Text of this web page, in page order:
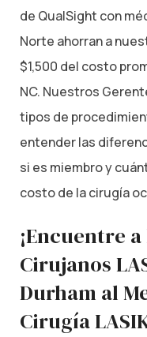
de QualSight con
Norte ahorran a
$1,500 del costo
NC. Nuestros
tipos de
entender las
si es miembro y
costo de la cirugía
¡Encuentre
Cirujanos
Durham al
Cirugía